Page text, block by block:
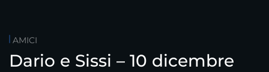
AMICI
Dario e Sissi – 10 dicembre